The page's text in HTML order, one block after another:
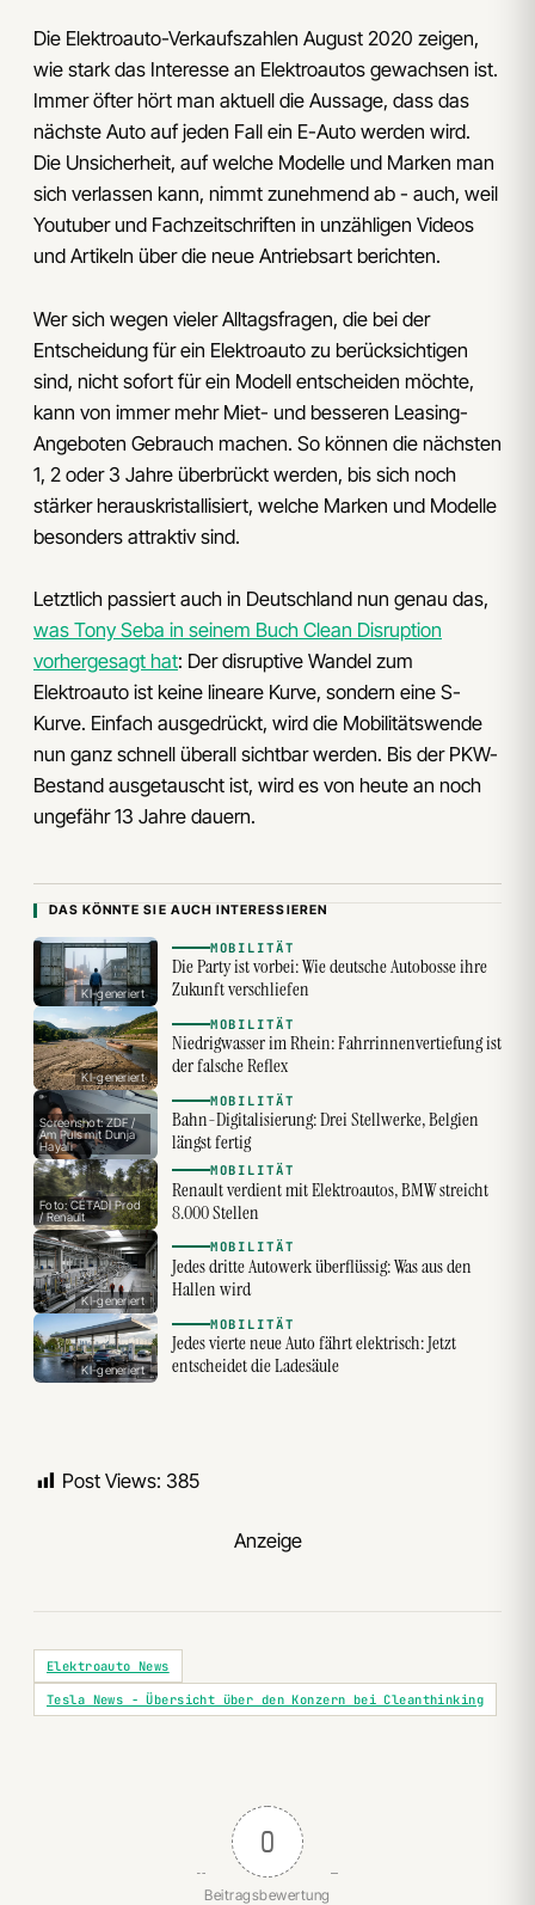
Die Elektroauto-Verkaufszahlen August 2020 zeigen,
wie stark das Interesse an Elektroautos gewachsen ist.
Immer öfter hört man aktuell die Aussage, dass das
nächste Auto auf jeden Fall ein E-Auto werden wird.
Die Unsicherheit, auf welche Modelle und Marken man
sich verlassen kann, nimmt zunehmend ab - auch, weil
Youtuber und Fachzeitschriften in unzähligen Videos
und Artikeln über die neue Antriebsart berichten.
Wer sich wegen vieler Alltagsfragen, die bei der
Entscheidung für ein Elektroauto zu berücksichtigen
sind, nicht sofort für ein Modell entscheiden möchte,
kann von immer mehr Miet- und besseren Leasing-
Angeboten Gebrauch machen. So können die nächsten
1, 2 oder 3 Jahre überbrückt werden, bis sich noch
stärker herauskristallisiert, welche Marken und Modelle
besonders attraktiv sind.
Letztlich passiert auch in Deutschland nun genau das,
was Tony Seba in seinem Buch Clean Disruption
vorhergesagt hat: Der disruptive Wandel zum
Elektroauto ist keine lineare Kurve, sondern eine S-
Kurve. Einfach ausgedrückt, wird die Mobilitätswende
nun ganz schnell überall sichtbar werden. Bis der PKW-
Bestand ausgetauscht ist, wird es von heute an noch
ungefähr 13 Jahre dauern.
DAS KÖNNTE SIE AUCH INTERESSIEREN
KI-generiert
MOBILITÄT
Die Party ist vorbei: Wie deutsche Autobosse ihre
Zukunft verschliefen
KI-generiert
MOBILITÄT
Niedrigwasser im Rhein: Fahrrinnenvertiefung ist
der falsche Reflex
Screenshot: ZDF /
Am Puls mit Dunja
Hayali
MOBILITÄT
Bahn-Digitalisierung: Drei Stellwerke, Belgien
längst fertig
Foto: CÉTADI Prod
/ Renault
MOBILITÄT
Renault verdient mit Elektroautos, BMW streicht
8.000 Stellen
KI-generiert
MOBILITÄT
Jedes dritte Autowerk überflüssig: Was aus den
Hallen wird
KI-generiert
MOBILITÄT
Jedes vierte neue Auto fährt elektrisch: Jetzt
entscheidet die Ladesäule
Post Views: 385
Anzeige
Elektroauto News
Tesla News - Übersicht über den Konzern bei Cleanthinking
0
Beitragsbewertung